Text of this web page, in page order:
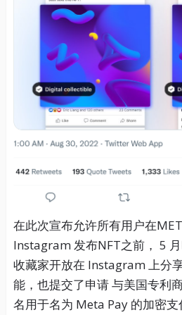
在此次宣布允许所有用户在
Instagram 发布NFT之前， 5
收藏家开放在 Instagram 上分
能，也提交了申请 与美国专利
名用于名为 Meta Pay 的加密